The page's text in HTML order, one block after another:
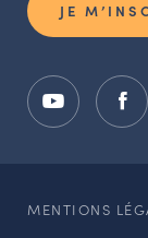
JE
MENTIONS